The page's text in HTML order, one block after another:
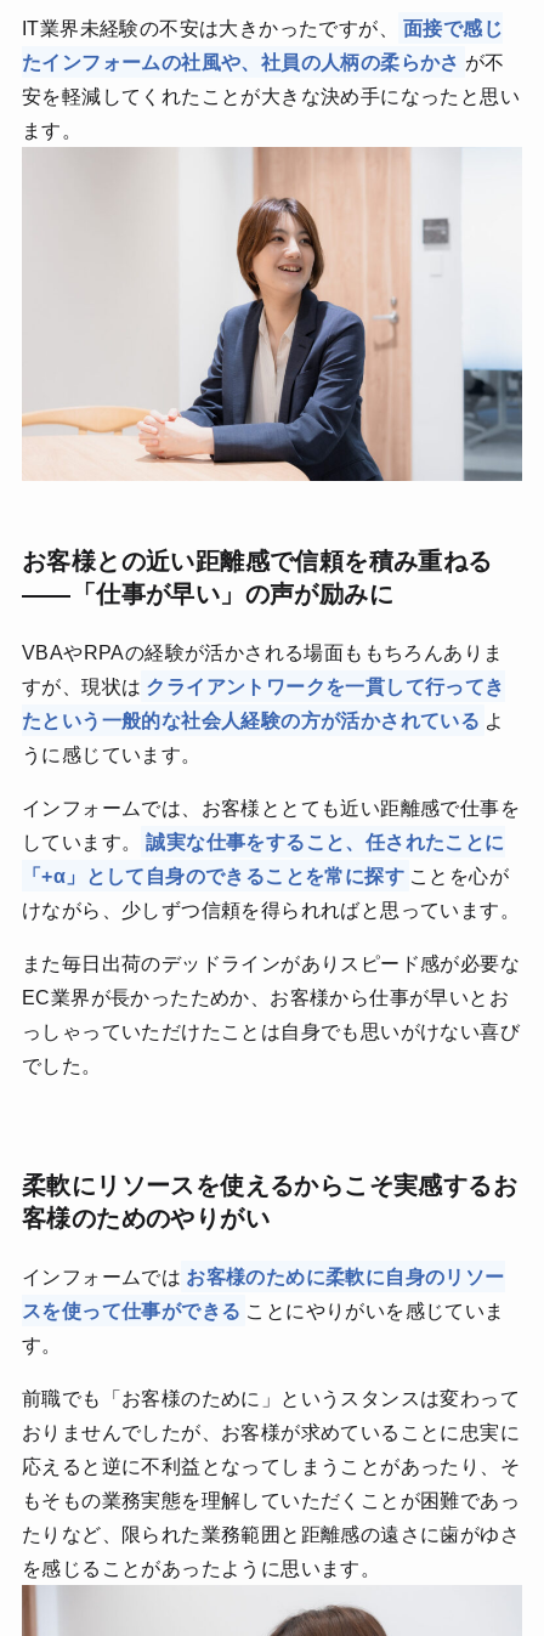
IT業界未経験の不安は大きかったですが、
面接で感じ
たインフォームの社風や、社員の人柄の柔らかさ が不
安を軽減してくれたことが大きな決め手になったと思い
ます。
お客様との近い距離感で信頼を積み重ねる
――「仕事が早い」の声が励みに
VBAやRPAの経験が活かされる場面ももちろんありま
すが、現状は クライアントワークを一貫して行ってき
たという一般的な社会人経験の方が活かされている よ
うに感じています。
インフォームでは、お客様ととても近い距離感で仕事を
しています。
誠実な仕事をすること、任されたことに
「+α」として自身のできることを常に探す ことを心が
けながら、少しずつ信頼を得られればと思っています。
また毎日出荷のデッドラインがありスピード感が必要な
EC業界が長かったためか、お客様から仕事が早いとお
っしゃっていただけたことは自身でも思いがけない喜び
でした。
柔軟にリソースを使えるからこそ実感するお
客様のためのやりがい
インフォームでは お客様のために柔軟に自身のリソー
スを使って仕事ができる ことにやりがいを感じていま
す。
前職でも「お客様のために」というスタンスは変わって
おりませんでしたが、お客様が求めていることに忠実に
応えると逆に不利益となってしまうことがあったり、そ
もそもの業務実態を理解していただくことが困難であっ
たりなど、限られた業務範囲と距離感の遠さに歯がゆさ
を感じることがあったように思います。